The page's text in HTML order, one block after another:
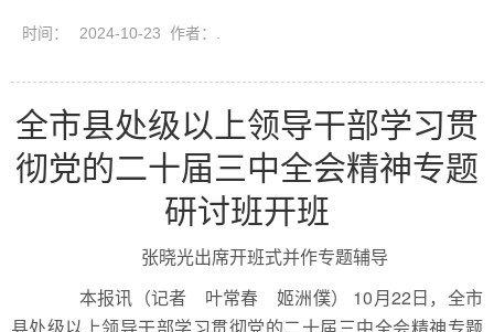
时间： 2024-10-23 作者：.
全市县处级以上领导干部学习贯
彻党的二十届三中全会精神专题
研讨班开班
张晓光出席开班式并作专题辅导
本报讯（记者 叶常春 姬洲僕） 10月22日，全市
县处级以上领导干部学习贯彻党的二十届三中全会精神专题